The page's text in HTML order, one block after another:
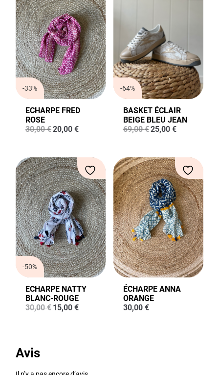
-33%
ECHARPE FRED
ROSE
30,00€Le
était :
30,00 €.
20,00 €Le
est :
20,00 €.
-64%
BASKET ÉCLAIR
BEIGE BLEU JEAN
69,00€Le
était :
69,00 €.
25,00 €Le
est :
25,00 €.
-50%
ECHARPE NATTY
BLANC-ROUGE
30,00€ Le
15,00 €Le
ÉCHARPE ANNA
ORANGE
30,00 €
Avis